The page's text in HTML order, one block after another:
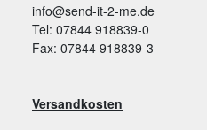
info@send-it-2-me.de
Tel: 07844 918839-0
Fax: 07844 918839-3
Versandkosten